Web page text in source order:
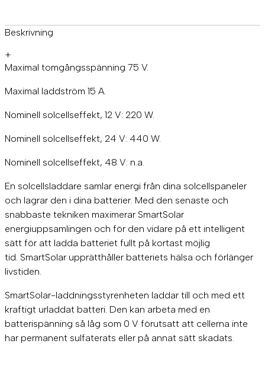
e
l
t
M
P
s
a
r
t
5
/
5
n
g
d
Beskrivning
+
Maximal tomgångsspänning 75 V.
Maximal laddström 15 A.
Nominell solcellseffekt, 12 V: 220 W.
Nominell solcellseffekt, 24 V: 440 W.
Nominell solcellseffekt, 48 V: n.a.
En solcellsladdare samlar energi från dina solcellspaneler
och lagrar den i dina batterier. Med den senaste och
snabbaste tekniken maximerar SmartSolar
energiuppsamlingen och för den vidare på ett intelligent
sätt för att ladda batteriet fullt på kortast möjlig
tid. SmartSolar upprätthåller batteriets hälsa och förlänger
livstiden.
SmartSolar-laddningsstyrenheten laddar till och med ett
kraftigt urladdat batteri. Den kan arbeta med en
batterispänning så låg som 0 V förutsatt att cellerna inte
har permanent sulfaterats eller på annat sätt skadats.